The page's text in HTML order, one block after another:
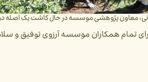
معاون پژوهشی موسسه در حال کاشت یک اصله
همکاران موسسه آرزوی توفیق و